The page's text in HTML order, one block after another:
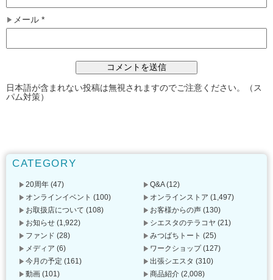
メール *
日本語が含まれない投稿は無視されますのでご注意ください。（ス
パム対策）
CATEGORY
20周年 (47) Q&A(12)
オンラインイベント (100) オンラインストア (1,497)
お取扱店について (108) お客様からの声 (130)
お知らせ (1,922) シエスタのテラコヤ (21)
ファンド (28) みつばちトート (25)
メディア (6) ワークショップ(127)
今月の予定 (161) 出張シエスタ (310)
動画 (101) 商品紹介 (2,008)